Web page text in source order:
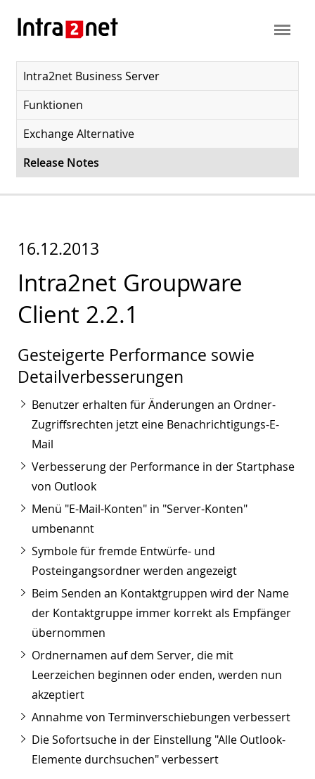
Intra2net Business Server
Funktionen
Exchange Alternative
Release Notes
16.12.2013
Intra2net Groupware
Client 2.2.1
Gesteigerte Performance sowie
Detailverbesserungen
Benutzer erhalten für Änderungen an Ordner-
Zugriffsrechten jetzt eine Benachrichtigungs-E-
Mail
Verbesserung der Performance in der Startphase
von Outlook
Menü "E-Mail-Konten" in "Server-Konten"
umbenannt
Symbole für fremde Entwürfe- und
Posteingangsordner werden angezeigt
Beim Senden an Kontaktgruppen wird der Name
der Kontaktgruppe immer korrekt als Empfänger
übernommen
Ordnernamen auf dem Server, die mit
Leerzeichen beginnen oder enden, werden nun
akzeptiert
Annahme von Terminverschiebungen verbessert
Die Sofortsuche in der Einstellung "Alle Outlook-
Elemente durchsuchen" verbessert